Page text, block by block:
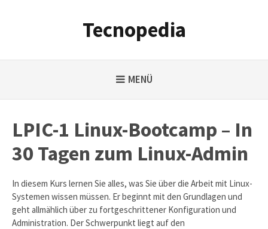
Tecnopedia
MENÜ
LPIC-1 Linux-Bootcamp – In
30 Tagen zum Linux-Admin
In diesem Kurs lernen Sie alles, was Sie über die Arbeit mit Linux-
Systemen wissen müssen. Er beginnt mit den Grundlagen und
geht allmählich über zu fortgeschrittener Konfiguration und
Administration. Der Schwerpunkt liegt auf den